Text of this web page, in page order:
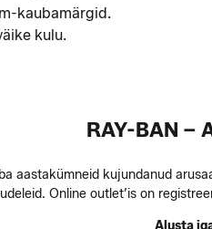
kaubamärgid.
kulu.
RAY-BAN –
aastakümneid kujundanud
Online outlet’is on
Alusta